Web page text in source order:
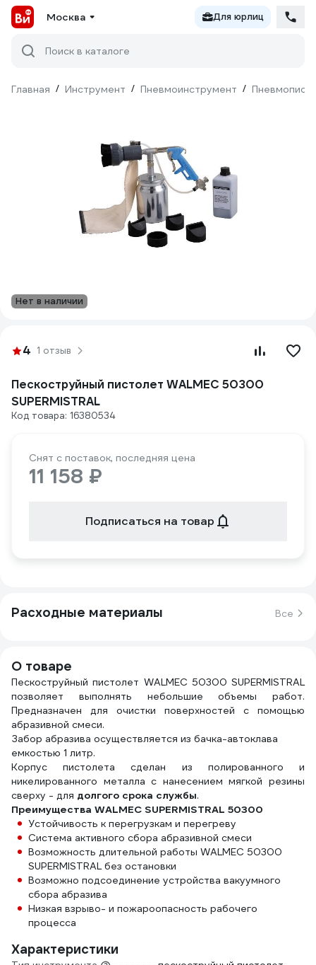
Москва Для юрлиц
Поиск в каталоге
Главная / Инструмент / Пневмоинструмент /
Нет в наличии
4 1 отзыв
Пескоструйный пистолет WALMEC 50300
SUPERMISTRAL
Код товара: 16380534
Снят с поставок, последняя цена
11 158 ₽
Подписаться на товар
Расходные материалы Все
О товаре
Пескоструйный пистолет WALMEC 50300 SUPERMISTRAL
позволяет выполнять небольшие объемы работ.
Предназначен для очистки поверхностей с помощью
абразивной смеси.
Забор абразива осуществляется из бачка-автоклава
емкостью 1 литр.
Корпус пистолета сделан из полированного и
никелированного металла с нанесением мягкой резины
сверху - для долгого срока службы.
Преимущества WALMEC SUPERMISTRAL 50300
Устойчивость к перегрузкам и перегреву
Система активного сбора абразивной смеси
Возможность длительной работы WALMEC 50300
SUPERMISTRAL без остановки
Возможно подсоединение устройства вакуумного
сбора абразива
Низкая взрыво- и пожароопасность рабочего
процесса
Характеристики